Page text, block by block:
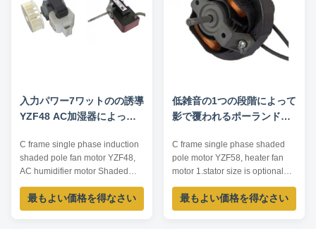
入力パワー7ワットのの誘導
YZF48 AC加湿器によって
モーター
C frame single phase induction
shaded pole fan motor YZF48,
AC humidifier motor Shaded
Pole Fan Motor Data 1. Voltage:
110-240V AC, 50/60Hz, or
110/220V 50/60Hz 2. Pole
最もよい価格を得なさい
低雑音の1つの段階によって
影で覆われるポーランド人
ァン モーター2300 RPM速
度
C frame single phase shaded
pole motor YZF58, heater fan
motor 1.stator size is optional
2.safe, reliable,low noise,good
starting,long life 3.strong power
4.thermal protector with one
最もよい価格を得なさい